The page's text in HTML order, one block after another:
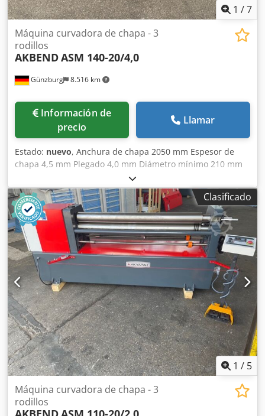
1 /7
Günzburg 8.516 km
Máquina curvadora de chapa - 3
rodillos
AKBENDASM 140-20/4,0
Información de
precio
Llamar
Estado: nuevo, Anchura de chapa 2050 mm Espesor de
chapa 4,5 mm Plegado 4,0 mm Diámetro mínimo 210 mm
Diámetro de los rodillos 140 mm Peso de la máquina
aprox. 1530 kg Espacio necesario aprox. 3220x1200x900
mm Equipamiento estándar: - Rodillos centrales
accionados por motor eléctrico, reductor planetario y
accionamiento por engranajes - Rodillo superior abatible
lateralmente - Motor principal con freno - Dispositivo para
curvado cónico - Panel de control móvil y pedal
Chodeyvvrbepfx Ac Uea - Marcado CE/Declaración de
conformidad Equipamiento especial: - Ajuste motorizado
del rodillo trasero - Indicador digital para rodillo trasero -
Rodillos endurecidos por inducción
Clasificado
1 / 5
Máquina curvadora de chapa - 3
rodillos